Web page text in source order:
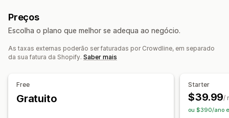
Valor do tempo de vida (LTV)
Informações sobre IA
Atribuição de marketing
Rastreio de compras
Carrinho abandonado
Rastreio de píxeis
Preços
Escolha o plano que melhor se adequa ao negócio.
As taxas externas poderão ser faturadas por Crowdline, em separado
da sua fatura da Shopify. Saber mais
Free
Gratuito
Starter
$39.99/
ou $390/ano